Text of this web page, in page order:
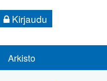
Kirjaudu
Arkisto